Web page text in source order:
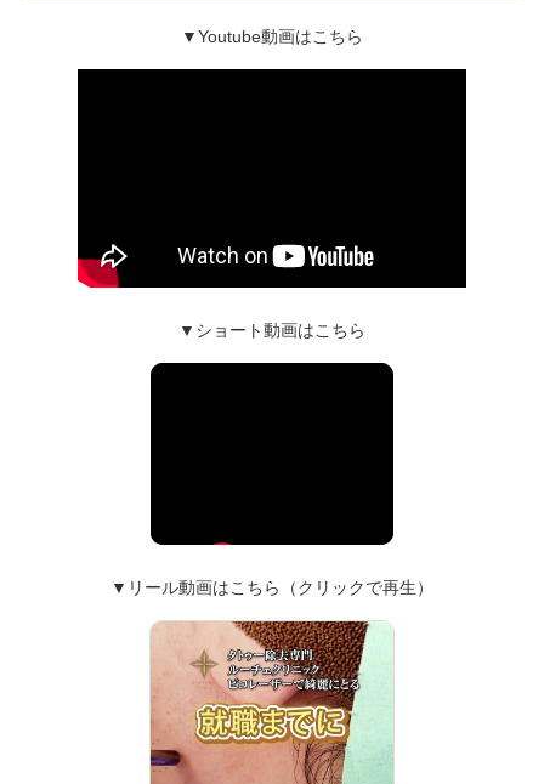
▼Youtube動画はこちら
▼ショート動画はこちら
▼リール動画はこちら（クリックで再生）